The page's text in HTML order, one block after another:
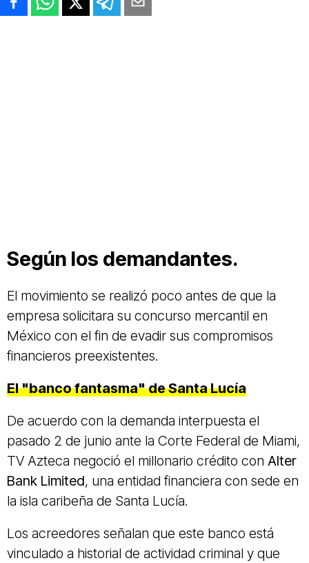
Según los demandantes.
El movimiento se realizó poco antes de que la
empresa solicitara su concurso mercantil en
México con el fin de evadir sus compromisos
financieros preexistentes.
El "banco fantasma" de Santa Lucía
De acuerdo con la demanda interpuesta el
pasado 2 de junio ante la Corte Federal de Miami,
TV Azteca negoció el millonario crédito con Alter
Bank Limited, una entidad financiera con sede en
la isla caribeña de Santa Lucía.
Los acreedores señalan que este banco está
vinculado a historial de actividad criminal y que